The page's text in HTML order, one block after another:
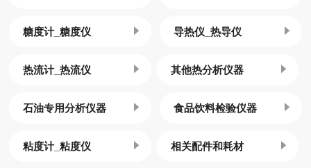
糖度计_糖度仪 导热仪_热导仪
热流计_热流仪 其他热分析仪器
石油专用分析仪器 食品饮料检验仪器
粘度计_粘度仪 相关配件和耗材